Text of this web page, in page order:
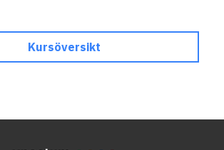
Kursöversikt